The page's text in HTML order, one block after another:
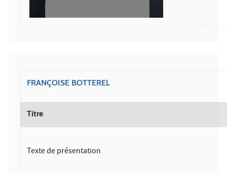
FRANÇOISE BOTTEREL
Titre
Texte de présentation